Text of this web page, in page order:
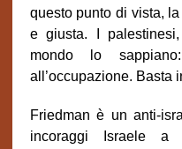
questo punto di vista,
e giusta. I
mondo lo
all’occupazione. Basta
Friedman è un anti-
incoraggi Israele a